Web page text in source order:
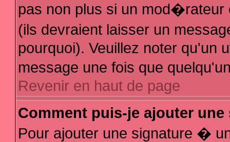
pas non plus si un
(ils devraient laisser un
pourquoi). Veuillez noter qu'un
message une fois que
Revenir en haut de page
Comment puis-je ajouter
Pour ajouter une signature �